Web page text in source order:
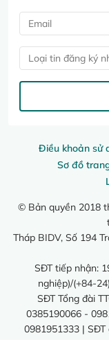
Điều khoản sử
Sơ đồ
© Bản quyền 2018
Tháp BIDV, Số 194
SĐT tiếp nhận:
nghiệp)/(+84-
SĐT Tổng đài
0385190066 -
0981951333 |
Loại tin đăng ký